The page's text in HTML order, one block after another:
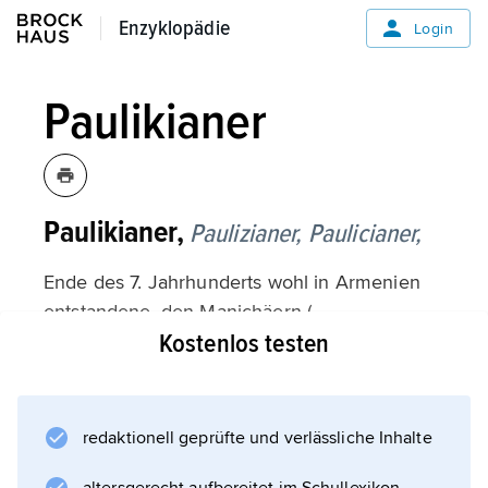
Enzyklopädie
Enzyklopädie Login
Paulikianer
Paulikianer, Paulizianer, Paulicianer,
Ende des 7. Jahrhunderts wohl in Armenien
entstandene, den Manichäern (
Manichäismus
Marcion
Kostenlos testen
redaktionell geprüfte und verlässliche Inhalte